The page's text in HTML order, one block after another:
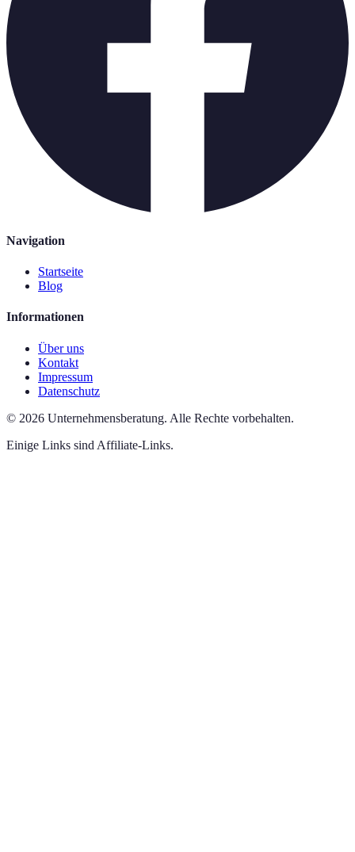
Navigation
Startseite
Blog
Informationen
Über uns
Kontakt
Impressum
Datenschutz
© 2026 Unternehmensberatung. Alle Rechte vorbehalten.
Einige Links sind Affiliate-Links.